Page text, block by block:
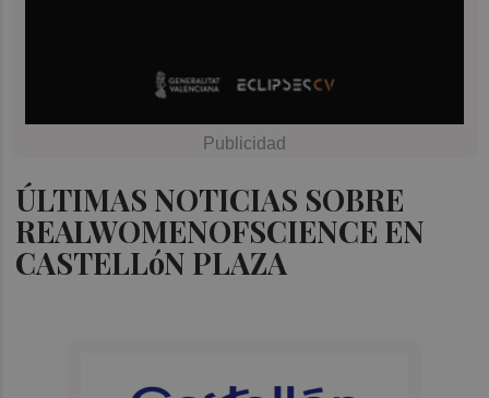
ÚLTIMAS NOTICIAS SOBRE
REALWOMENOFSCIENCE EN
CASTELLóN PLAZA